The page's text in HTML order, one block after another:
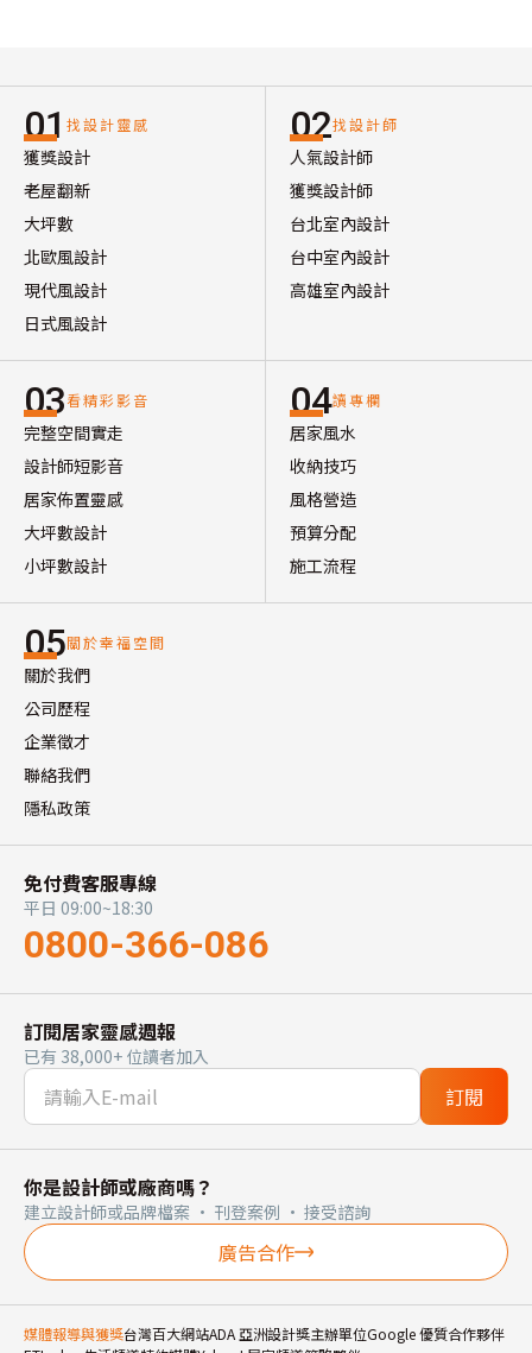
01 找設計靈感
獲獎設計
老屋翻新
大坪數
北歐風設計
現代風設計
日式風設計
02找設計師
人氣設計師
獲獎設計師
台北室內設計
台中室內設計
高雄室內設計
03看精彩影音
完整空間實走
設計師短影音
居家佈置靈感
大坪數設計
小坪數設計
04讀專欄
居家風水
收納技巧
風格營造
預算分配
施工流程
05關於幸福空間
關於我們
公司歷程
企業徵才
聯絡我們
隱私政策
免付費客服專線
平日 09:00~18:30
0800-366-086
訂閱居家靈感週報
已有 38,000+ 位讀者加入
訂閱
你是設計師或廠商嗎？
建立設計師或品牌檔案 · 刊登案例 · 接受諮詢
廣告合作
媒體報導與獲獎台灣百大網站ADA 亞洲設計獎主辦單位Google 優質合作夥伴